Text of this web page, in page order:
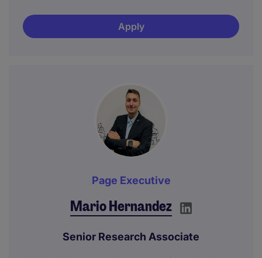
Apply
Page Executive
Mario Hernandez
Senior Research Associate